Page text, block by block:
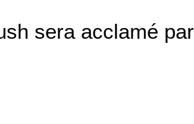
sera acclamé par